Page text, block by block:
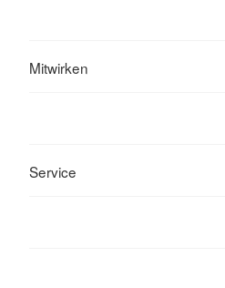
Mitwirken
Service